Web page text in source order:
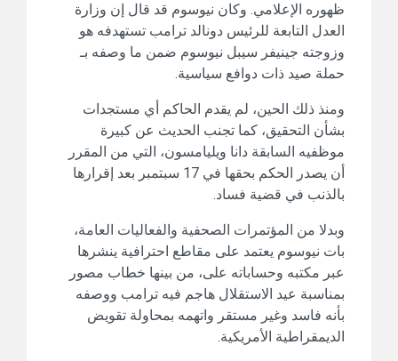
ظهوره الإعلامي. وكان نيوسوم قد قال إن وزارة
العدل التابعة للرئيس دونالد ترامب تستهدفه هو
وزوجته جينيفر سيبل نيوسوم ضمن ما وصفه بـ
حملة صيد ذات دوافع سياسية.
ومنذ ذلك الحين، لم يقدم الحاكم أي مستجدات
بشأن التحقيق، كما تجنب الحديث عن كبيرة
موظفيه السابقة دانا ويليامسون، التي من المقرر
أن يصدر الحكم بحقها في 17 سبتمبر بعد إقرارها
بالذنب في قضية فساد.
وبدلا من المؤتمرات الصحفية والفعاليات العامة،
بات نيوسوم يعتمد على مقاطع احترافية ينشرها
عبر مكتبه وحساباته على، من بينها خطاب مصور
بمناسبة عيد الاستقلال هاجم فيه ترامب ووصفه
بأنه فاسد وغير مستقر واتهمه بمحاولة تقويض
الديمقراطية الأمريكية.